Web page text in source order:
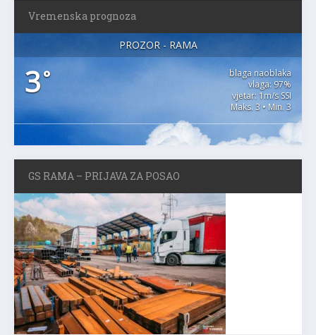
Vremenska prognoza
PROZOR - RAMA
3°
blaga naoblaka
vlaga: 97%
vjetar: 1m/s SSI
Maks. 3 • Min. 3
GS RAMA – PRIJAVA ZA POSAO